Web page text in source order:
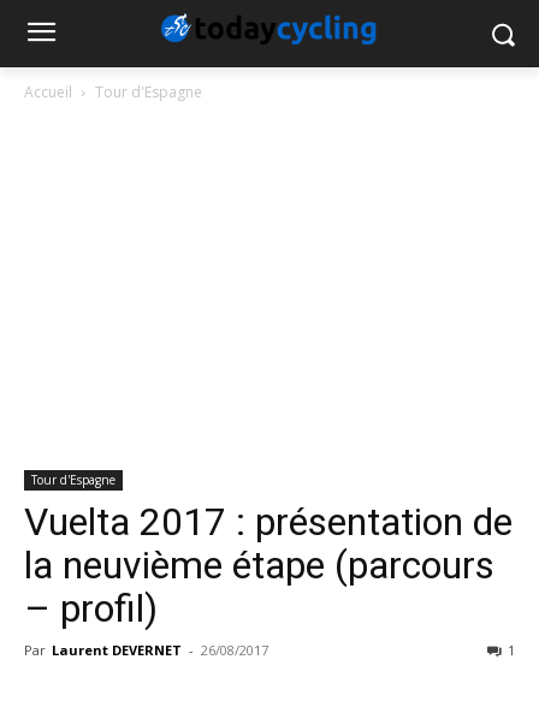
Accueil Tour d'Espagne
Tour d'Espagne
Vuelta 2017 : présentation de
la neuvième étape (parcours
– profil)
Par Laurent DEVERNET - 26/08/2017 1